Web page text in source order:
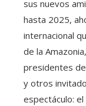
sus nuevos
hasta 2025,
internacional
de la
presidentes
y otros
espectáculo: